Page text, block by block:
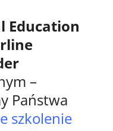
Education
–
Państwa
szkolenie